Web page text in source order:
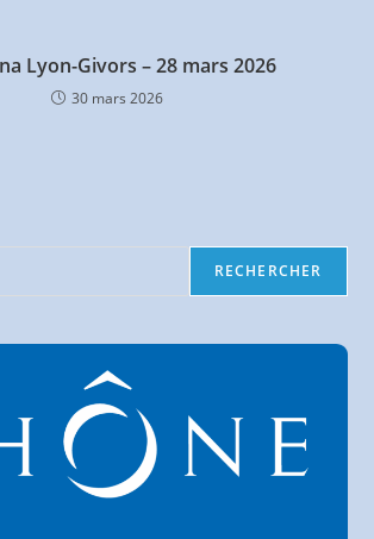
Lyon-Givors – 28 mars 2026
30 mars 2026
RECHERCHER